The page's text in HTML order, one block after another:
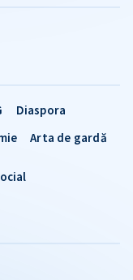
Diaspora
Arta de gardă